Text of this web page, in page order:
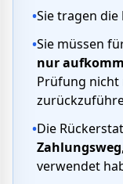
•Sie tragen die
•Sie müssen
nur
Prüfung
•Die
Zahlungsweg
verwendet